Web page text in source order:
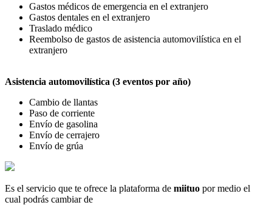
Gastos médicos de emergencia en el extranjero
Gastos dentales en el extranjero
Traslado médico
Reembolso de gastos de asistencia automovilística en el
extranjero
Asistencia automovilística (3 eventos por año)
Cambio de llantas
Paso de corriente
Envío de gasolina
Envío de cerrajero
Envío de grúa
Es el servicio que te ofrece la plataforma de miituo por medio el
cual podrás cambiar de